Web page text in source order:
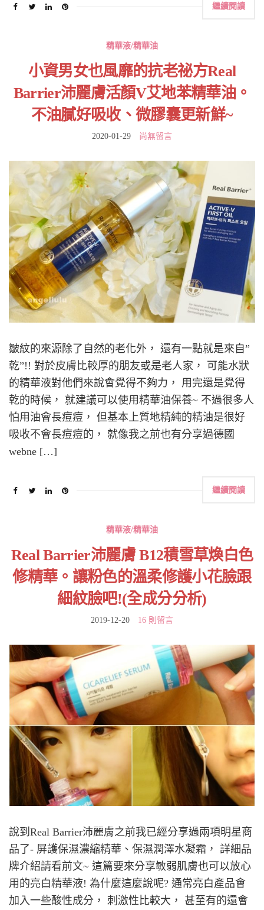
繼續閱讀
精華液/精華油
小資男女也風靡的抗老祕方Real
Barrier沛麗膚活顏V艾地苯精華油。
不油膩好吸收、微膠囊更新鮮~
2020-01-29 尚無留言
皺紋的來源除了自然的老化外， 還有一點就是來自”
乾”!! 對於皮膚比較厚的朋友或是老人家， 可能水狀
的精華液對他們來說會覺得不夠力， 用完還是覺得
乾的時候， 就建議可以使用精華油保養~ 不過很多人
怕用油會長痘痘， 但基本上質地精純的精油是很好
吸收不會長痘痘的， 就像我之前也有分享過德國
webne […]
繼續閱讀
精華液/精華油
Real Barrier沛麗膚 B12積雪草煥白色
修精華。讓粉色的溫柔修護小花臉跟
細紋臉吧!(全成分分析)
2019-12-20 16 則留言
說到Real Barrier沛麗膚之前我已經分享過兩項明星商
品了- 屏護保濕濃縮精華、保濕潤澤水凝霜， 詳細品
牌介紹請看前文~ 這篇要來分享敏弱肌膚也可以放心
用的亮白精華液! 為什麼這麼說呢? 通常亮白產品會
加入一些酸性成分， 刺激性比較大， 甚至有的還會